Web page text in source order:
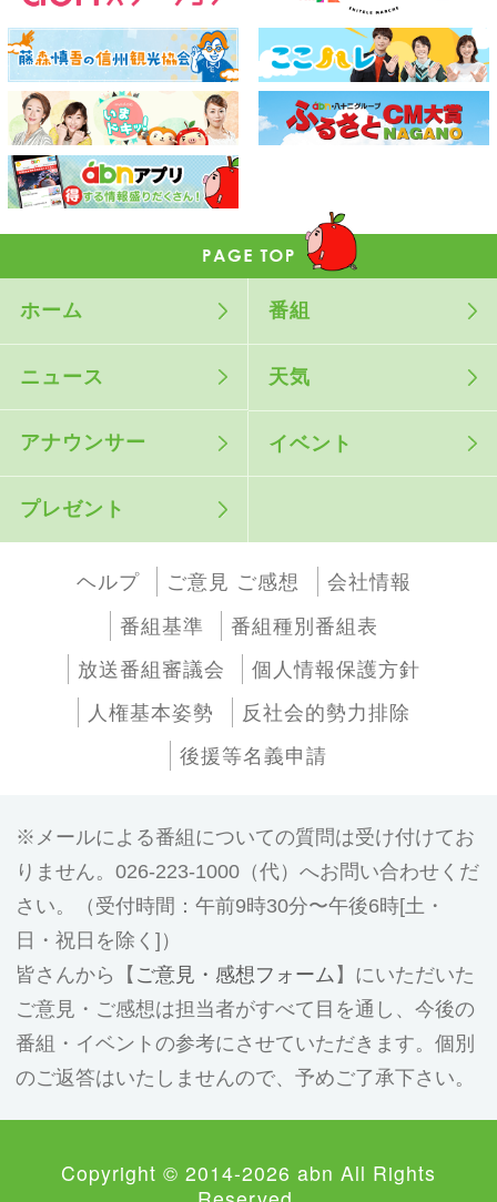
ホーム 番組
ニュース 天気
アナウンサー イベント
プレゼント
ヘルプ ご意見 ご感想
会社情報
番組基準
番組種別番組表
放送番組審議会
個人情報保護方針
人権基本姿勢
反社会的勢力排除
後援等名義申請
メールによる番組についての質問は受け付けてお
りません。026-223-1000（代）へお問い合わせくだ
さい。（受付時間：午前9時30分〜午後6時[土・
日・祝日を除く]）
皆さんから【 ご意見・感想フォーム 】にいただいた
ご意見・ご感想は担当者がすべて目を通し、今後の
番組・イベントの参考にさせていただきます。個別
のご返答はいたしませんので、予めご了承下さい。
Copyright © 2014-2026 abn All Rights